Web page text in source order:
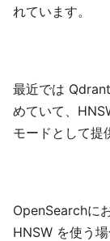
れています。
最近では
めていて、
モードとして提
OpenSearchに
HNSW を使う